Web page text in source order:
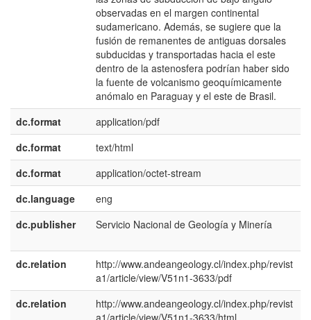
observadas en el margen continental
sudamericano. Además, se sugiere que la
fusión de remanentes de antiguas dorsales
subducidas y transportadas hacia el este
dentro de la astenosfera podrían haber sido
la fuente de volcanismo geoquímicamente
anómalo en Paraguay y el este de Brasil.
dc.format
application/pdf
dc.format
text/html
dc.format
application/octet-stream
dc.language
eng
dc.publisher
Servicio Nacional de Geología y Minería
dc.relation
http://www.andeangeology.cl/index.php/revist
a1/article/view/V51n1-3633/pdf
dc.relation
http://www.andeangeology.cl/index.php/revist
a1/article/view/V51n1-3633/html